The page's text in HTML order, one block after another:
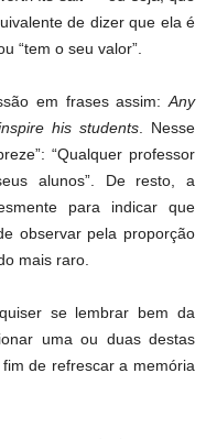
de dizer que ela é
“tem o seu valor”.
em frases assim: Any
his students . Nesse
“Qualquer professor
alunos”. De resto, a
para indicar que
observar pela proporção
mais raro.
se lembrar bem da
uma ou duas destas
de refrescar a memória